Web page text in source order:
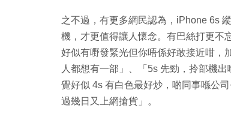
之不過，有更多網民認為，iPhone 6s
機，才更值得讓人懷念。有巴絲打更不
好似有嘢發緊光但你唔係好敢接近咁，
人都想有一部」、「5s 先勁，拎部機
覺好似 4s 有白色最好炒，啲同事喺公
過幾日又上網搶貨」。